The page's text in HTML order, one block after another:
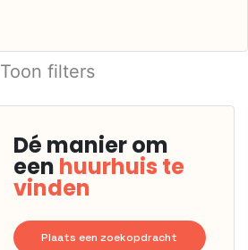
Toon filters
Dé manier om
een huurhuis te
vinden
Plaats een zoekopdracht